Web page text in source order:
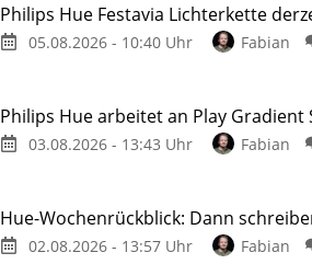
Philips Hue Festavia Lichterkette
05.08.2026 - 10:40 Uhr Fabian
Philips Hue arbeitet an Play Gradient
03.08.2026 - 13:43 Uhr Fabian
Hue-Wochenrückblick: Dann
02.08.2026 - 13:57 Uhr Fabian